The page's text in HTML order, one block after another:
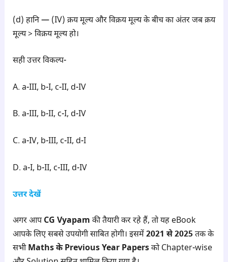
(d) हानि — (IV) क्रय मूल्य और विक्रय मूल्य के बीच का अंतर जब क्रय
मूल्य > विक्रय मूल्य हो।
सही उत्तर विकल्प-
A. a-III, b-I, c-II, d-IV
B. a-III, b-II, c-I, d-IV
C. a-IV, b-III, c-II, d-I
D. a-I, b-II, c-III, d-IV
उत्तर देखें
अगर आपCG Vyapam की तैयारी कर रहे हैं, तो यह eBook
आपके लिए सबसे उपयोगी साबित होगी। इसमें2021 से 2025तक के
सभीMaths के Previous Year Papersको Chapter-wise